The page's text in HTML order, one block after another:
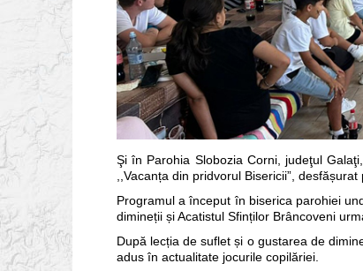
Şi în Parohia Slobozia Corni, judeţul
,,Vacanța din pridvorul Bisericii”,
Programul a început în biserica parohiei
dimineții și Acatistul Sfinților Brâncoveni
După lecția de suflet și o gustarea de
adus în actualitate jocurile copilăriei.